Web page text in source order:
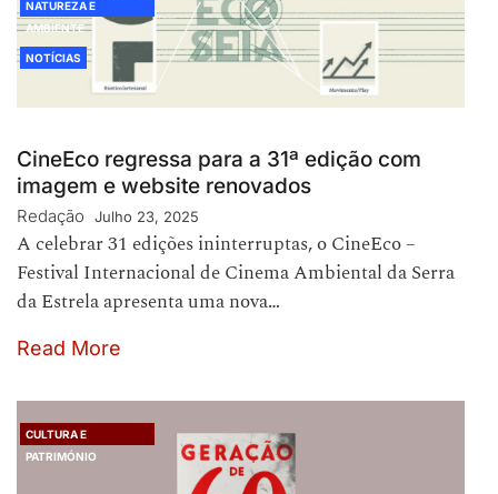
NATUREZA E
AMBIENTE
NOTÍCIAS
CineEco regressa para a 31ª edição com
imagem e website renovados
Redação Julho 23, 2025
A celebrar 31 edições ininterruptas, o CineEco –
Festival Internacional de Cinema Ambiental da Serra
da Estrela apresenta uma nova…
Read More
CULTURA E
PATRIMÓNIO